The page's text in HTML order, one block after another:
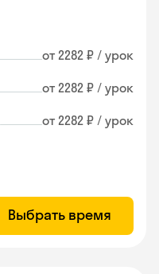
от 2282 ₽ / урок
от 2282 ₽ / урок
от 2282 ₽ / урок
Выбрать время